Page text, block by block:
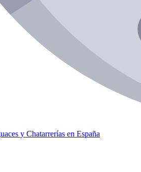
y Chatarrerías en España